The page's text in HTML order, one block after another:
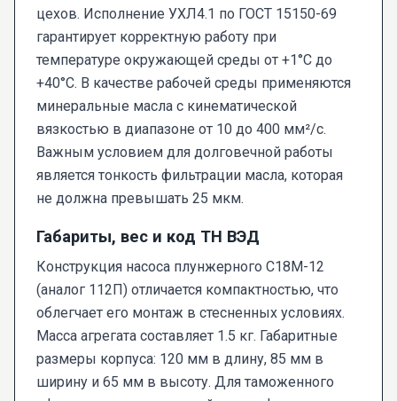
цехов. Исполнение УХЛ4.1 по ГОСТ 15150-69
гарантирует корректную работу при
температуре окружающей среды от +1°С до
+40°С. В качестве рабочей среды применяются
минеральные масла с кинематической
вязкостью в диапазоне от 10 до 400 мм²/с.
Важным условием для долговечной работы
является тонкость фильтрации масла, которая
не должна превышать 25 мкм.
Габариты, вес и код ТН ВЭД
Конструкция насоса плунжерного С18М-12
(аналог 112П) отличается компактностью, что
облегчает его монтаж в стесненных условиях.
Масса агрегата составляет 1.5 кг. Габаритные
размеры корпуса: 120 мм в длину, 85 мм в
ширину и 65 мм в высоту. Для таможенного